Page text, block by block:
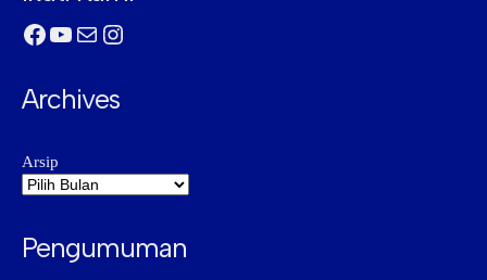
Facebook
YouTube
MailInstagram
Archives
Arsip
Pengumuman